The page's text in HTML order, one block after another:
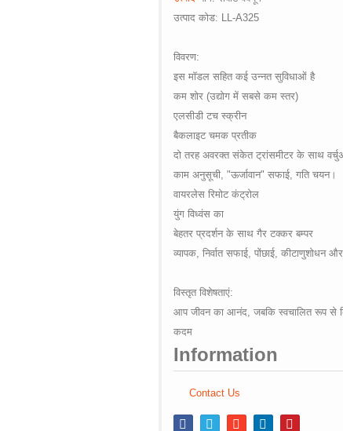
/web/m.liectroux-
global.com/includes/templates/
$vii_buy_now_text in
global.com/includes/templates/
on line42
उत्पाद कोड: LL-A325
विवरण:
इस मॉडल सहित कई उन्नत सुविधाओं है
कम शोर(उद्योग में सबसे कम स्तर)
एलसीडी टच स्क्रीन
बैकलाइट चमक प्रतीक
दो तरह अवरक्त संकेत ट्रांसमीटर के साथ
काम अनुसूची, "ऊर्जावान" सफाई, गति चयन।
वायरलेस रिमोट कंट्रोल
युंग विध्वंस का
बेहतर प्रदर्शन के साथ गैर टक्कर बम्पर
व्यापक, निर्वात सफाई, पोंछाई, कीटाणुशोधन और
विस्तृत विशेषताएं:
आप जीवन का आनंद, जबकि स्वचालित रूप से
कदम
Information
Contact Us